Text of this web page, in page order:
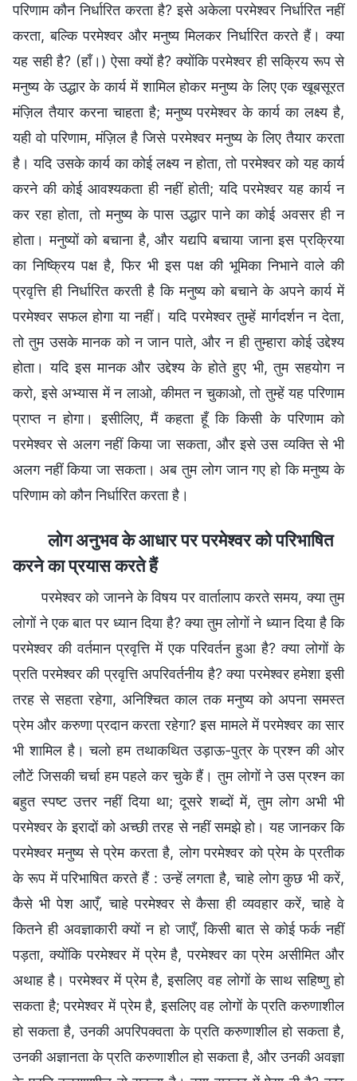
परिणाम कौन निर्धारित करता है? इसे अकेला परमेश्वर निर्धारित नहीं
करता, बल्कि परमेश्वर और मनुष्य मिलकर निर्धारित करते हैं। क्या
यह सही है? (हाँ।) ऐसा क्यों है? क्योंकि परमेश्वर ही सक्रिय रूप से
मनुष्य के उद्धार के कार्य में शामिल होकर मनुष्य के लिए एक खूबसूरत
मंज़िल तैयार करना चाहता है; मनुष्य परमेश्वर के कार्य का लक्ष्य है,
यही वो परिणाम, मंज़िल है जिसे परमेश्वर मनुष्य के लिए तैयार करता
है। यदि उसके कार्य का कोई लक्ष्य न होता, तो परमेश्वर को यह कार्य
करने की कोई आवश्यकता ही नहीं होती; यदि परमेश्वर यह कार्य न
कर रहा होता, तो मनुष्य के पास उद्धार पाने का कोई अवसर ही न
होता। मनुष्यों को बचाना है, और यद्यपि बचाया जाना इस प्रक्रिया
का निष्क्रिय पक्ष है, फिर भी इस पक्ष की भूमिका निभाने वाले की
प्रवृत्ति ही निर्धारित करती है कि मनुष्य को बचाने के अपने कार्य में
परमेश्वर सफल होगा या नहीं। यदि परमेश्वर तुम्हें मार्गदर्शन न देता,
तो तुम उसके मानक को न जान पाते, और न ही तुम्हारा कोई उद्देश्य
होता। यदि इस मानक और उद्देश्य के होते हुए भी, तुम सहयोग न
करो, इसे अभ्यास में न लाओ, कीमत न चुकाओ, तो तुम्हें यह परिणाम
प्राप्त न होगा। इसीलिए, मैं कहता हूँ कि किसी के परिणाम को
परमेश्वर से अलग नहीं किया जा सकता, और इसे उस व्यक्ति से भी
अलग नहीं किया जा सकता। अब तुम लोग जान गए हो कि मनुष्य के
परिणाम को कौन निर्धारित करता है।
लोग अनुभव के आधार पर परमेश्वर को परिभाषित
करने का प्रयास करते हैं
परमेश्वर को जानने के विषय पर वार्तालाप करते समय, क्या तुम
लोगों ने एक बात पर ध्यान दिया है? क्या तुम लोगों ने ध्यान दिया है कि
परमेश्वर की वर्तमान प्रवृत्ति में एक परिवर्तन हुआ है? क्या लोगों के
प्रति परमेश्वर की प्रवृत्ति अपरिवर्तनीय है? क्या परमेश्वर हमेशा इसी
तरह से सहता रहेगा, अनिश्चित काल तक मनुष्य को अपना समस्त
प्रेम और करुणा प्रदान करता रहेगा? इस मामले में परमेश्वर का सार
भी शामिल है। चलो हम तथाकथित उड़ाऊ-पुत्र के प्रश्न की ओर
लौटें जिसकी चर्चा हम पहले कर चुके हैं। तुम लोगों ने उस प्रश्न का
बहुत स्पष्ट उत्तर नहीं दिया था; दूसरे शब्दों में, तुम लोग अभी भी
परमेश्वर के इरादों को अच्छी तरह से नहीं समझे हो। यह जानकर कि
परमेश्वर मनुष्य से प्रेम करता है, लोग परमेश्वर को प्रेम के प्रतीक
के रूप में परिभाषित करते हैं : उन्हें लगता है, चाहे लोग कुछ भी करें,
कैसे भी पेश आएँ, चाहे परमेश्वर से कैसा ही व्यवहार करें, चाहे वे
कितने ही अवज्ञाकारी क्यों न हो जाएँ, किसी बात से कोई फर्क नहीं
पड़ता, क्योंकि परमेश्वर में प्रेम है, परमेश्वर का प्रेम असीमित और
अथाह है। परमेश्वर में प्रेम है, इसलिए वह लोगों के साथ सहिष्णु हो
सकता है; परमेश्वर में प्रेम है, इसलिए वह लोगों के प्रति करुणाशील
हो सकता है, उनकी अपरिपक्वता के प्रति करुणाशील हो सकता है,
उनकी अज्ञानता के प्रति करुणाशील हो सकता है, और उनकी अवज्ञा